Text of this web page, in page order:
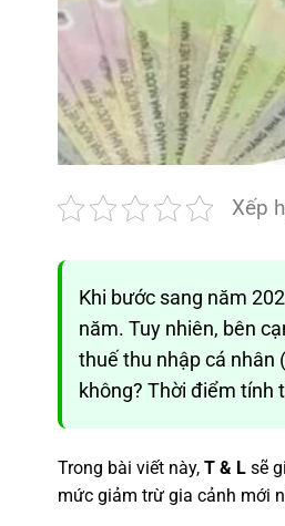
Xếp
Khi bước sang năm
năm. Tuy nhiên, bên
thuế thu nhập cá nhân
không? Thời điểm tính
Trong bài viết này, T & L sẽ
mức giảm trừ gia cảnh mới